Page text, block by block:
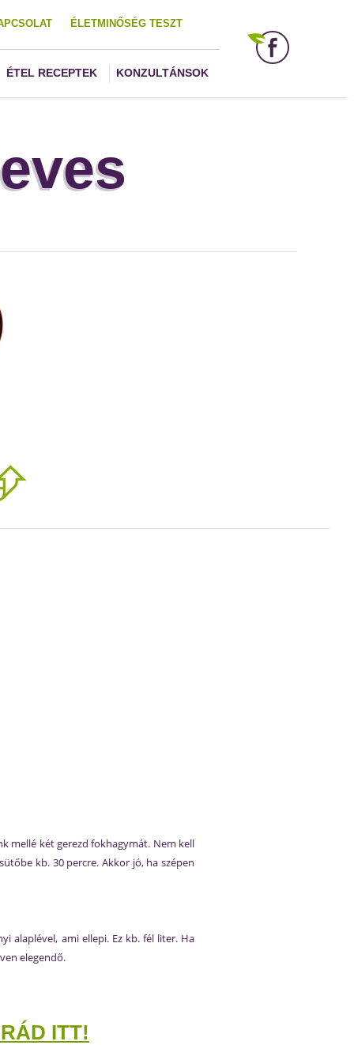
ÉLETMINŐSÉG TESZT
ÉTEL RECEPTEK KONZULTÁNSOK
mellé két gerezd fokhagymát. Nem kell
kb. 30 percre. Akkor jó, ha szépen
alaplével, ami ellepi. Ez kb. fél liter. Ha
elegendő.
ITT!